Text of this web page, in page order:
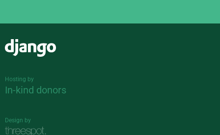
Hosting by
In-kind donors
Design by